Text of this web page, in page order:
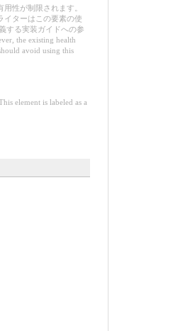
性が制限されます。
イターはこの要素の使
する実装ガイドへの参
the existing health
avoid using this
element is labeled as a